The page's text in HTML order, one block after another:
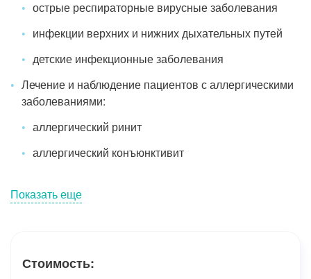
острые респираторные вирусные заболевания
инфекции верхних и нижних дыхательных путей
детские инфекционные заболевания
Лечение и наблюдение пациентов с аллергическими
заболеваниями:
аллергический ринит
аллергический конъюнктивит
Показать еще
Стоимость: